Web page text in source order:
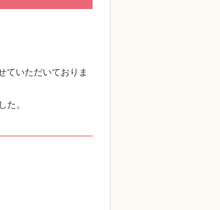
ていただいておりま
た。